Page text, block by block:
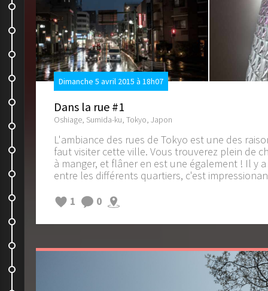
Ancienne résidence de Kusuo...
Okachimachi / Ueno
Le marché à Ueno
Dans la rue #8
Kappabashi Dori
Dans la rue #9
Yoyogi Park, c'est trop cool pour...
Dimanche 5 avril 2015 à 18h07
Dans la rue #1
Oshiage, Sumida-ku, Tokyo, Japon
L'ambiance des rues de Tokyo est une des
faut visiter cette ville. Vous trouverez plein de
à manger, et flâner en est une également ! Il y
entre les différents quartiers, c'est
1
0